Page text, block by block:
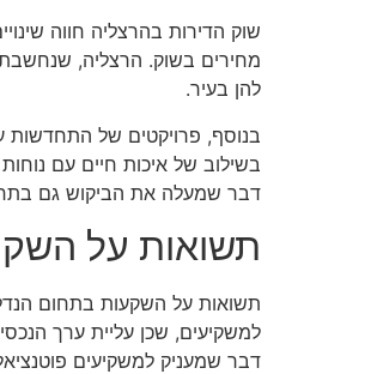
שוק הדירות בהרצליה חווה
מחירים בשוק. הרצליה,
להן בעיר.
בנוסף, פרויקטים של התחדשות
בשילוב של איכות חיים עם
דבר שמעלה את הביקוש גם
תשואות על
תשואות על השקעות בתחום
למשקיעים, שכן עליית ערך
דבר שמעניק למשקיעים